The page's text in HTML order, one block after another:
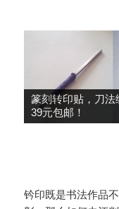
篆刻转印贴，刀法
39元包邮！
钤印既是书法作品